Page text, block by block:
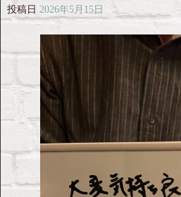
投稿日 2026年5月15日